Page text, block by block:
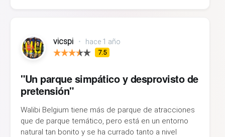
vicspi • hace 1 año
7.5
"Un parque simpático y desprovisto de
pretensión"
Walibi Belgium tiene más de parque de atracciones
que de parque temático, pero está en un entorno
natural tan bonito y se ha currado tanto a nivel